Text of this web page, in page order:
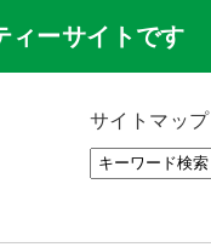
ーサイトです
サイトマップ